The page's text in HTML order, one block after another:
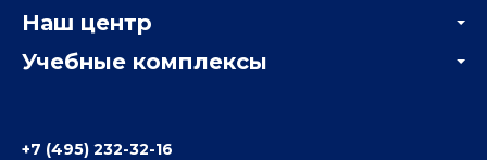
Учебные комплексы
Отзывы компаний
Наш центр
Информация о центре
+7 (495) 232-32-16